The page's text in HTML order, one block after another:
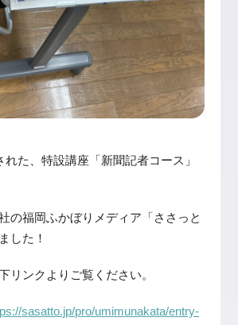
れた、特設講座「新聞記者コース」
の福岡ふかぼりメディア「ささっと
した！
リンクよりご覧ください。
sasatto.jp/pro/umimunakata/entry-